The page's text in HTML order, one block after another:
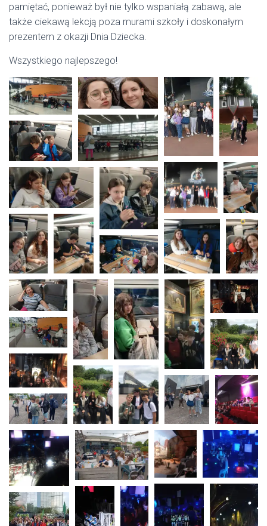
pamiętać, ponieważ był nie tylko wspaniałą zabawą, ale
także ciekawą lekcją poza murami szkoły i doskonałym
prezentem z okazji Dnia Dziecka.
Wszystkiego najlepszego!